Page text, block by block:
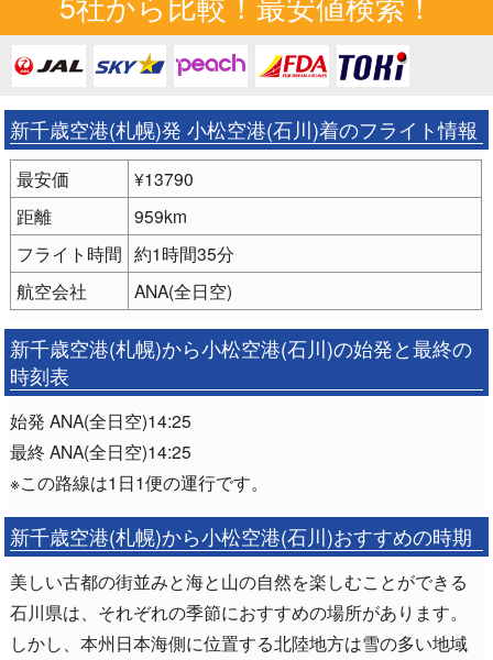
新千歳空港(札幌)発 小松空港(石川)着のフライト情報
最安価
¥13790
距離
959km
フライト時間 約1時間35分
航空会社
ANA(全日空)
新千歳空港(札幌)から小松空港(石川)の始発と最終の
時刻表
始発 ANA(全日空)14:25
最終 ANA(全日空)14:25
※この路線は1日1便の運行です。
新千歳空港(札幌)から小松空港(石川)おすすめの時期
美しい古都の街並みと海と山の自然を楽しむことができる
石川県は、それぞれの季節におすすめの場所があります。
しかし、本州日本海側に位置する北陸地方は雪の多い地域